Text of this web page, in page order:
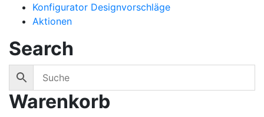
Konfigurator Designvorschläge
Aktionen
Search
Warenkorb